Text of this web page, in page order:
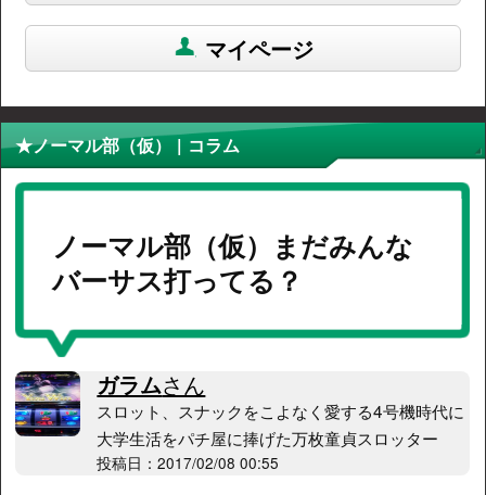
マイページ
★ノーマル部（仮） | コラム
ノーマル部（仮）まだみんな
バーサス打ってる？
ガラムさん
スロット、スナックをこよなく愛する4号機時代に
大学生活をパチ屋に捧げた万枚童貞スロッター
投稿日：2017/02/08 00:55